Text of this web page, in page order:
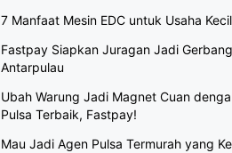
7 Manfaat Mesin EDC untuk Usaha Kecil
Fastpay Siapkan Juragan Jadi
Antarpulau
Ubah Warung Jadi Magnet Cuan
Pulsa Terbaik, Fastpay!
Mau Jadi Agen Pulsa Termurah yang